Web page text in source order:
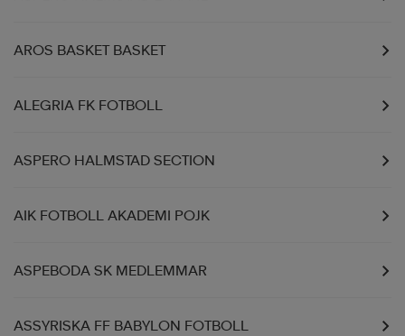
AROS BASKET BASKET
ALEGRIA FK FOTBOLL
ASPERO HALMSTAD SECTION
AIK FOTBOLL AKADEMI POJK
ASPEBODA SK MEDLEMMAR
ASSYRISKA FF BABYLON FOTBOLL